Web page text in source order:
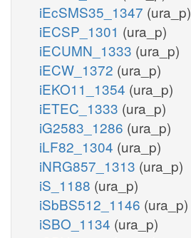
iEcSMS35_1347 (ura_p)
iECSP_1301 (ura_p)
iECUMN_1333 (ura_p)
iECW_1372 (ura_p)
iEKO11_1354 (ura_p)
iETEC_1333 (ura_p)
iG2583_1286 (ura_p)
iLF82_1304 (ura_p)
iNRG857_1313 (ura_p)
iS_1188 (ura_p)
iSbBS512_1146 (ura_p)
iSBO_1134 (ura_p)